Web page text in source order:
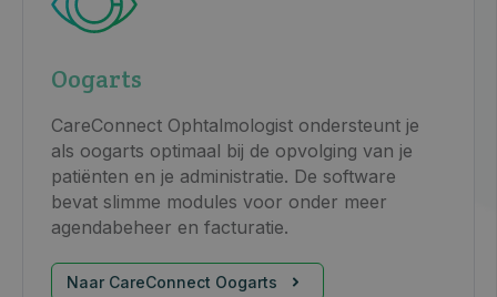
Oogarts
CareConnect Ophtalmologist ondersteunt je
als oogarts optimaal bij de opvolging van je
patiënten en je administratie. De software
bevat slimme modules voor onder meer
agendabeheer en facturatie.
Naar CareConnect Oogarts